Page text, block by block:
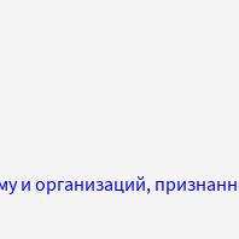
и организаций,